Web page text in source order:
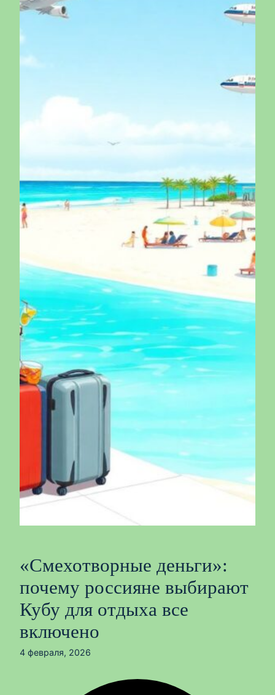
«Смехотворные деньги»:
почему россияне выбирают
Кубу для отдыха все
включено
4 февраля, 2026